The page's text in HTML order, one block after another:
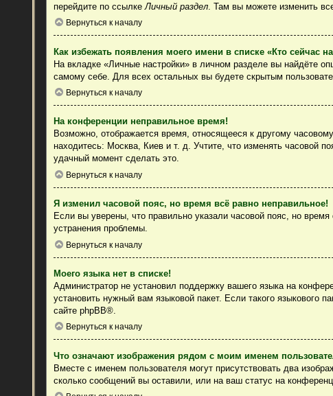
перейдите по ссылкеЛичный раздел . Там вы можете изменить
Вернуться к началу
Как избежать появления моего имени в списке «Кто сейчас
На вкладке «Личные настройки» в личном разделе вы найдёте
самому себе. Для всех остальных вы будете скрытым
Вернуться к началу
На конференции неправильное время!
Возможно, отображается время, относящееся к другому
находитесь: Москва, Киев и т. д. Учтите, что изменять часовой
удачный момент сделать это.
Вернуться к началу
Я изменил часовой пояс, но время всё равно неправильное!
Если вы уверены, что правильно указали часовой пояс, но
устранения проблемы.
Вернуться к началу
Моего языка нет в списке!
Администратор не установил поддержку вашего языка на
установить нужный вам языковой пакет. Если такого
сайтеphpBB®.
Вернуться к началу
Что означают изображения рядом с моим именем
Вместе с именем пользователя могут присутствовать два
сколько сообщений вы оставили, или на ваш статус на